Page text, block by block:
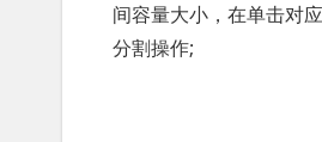
间容量大小，在单击对
分割操作;